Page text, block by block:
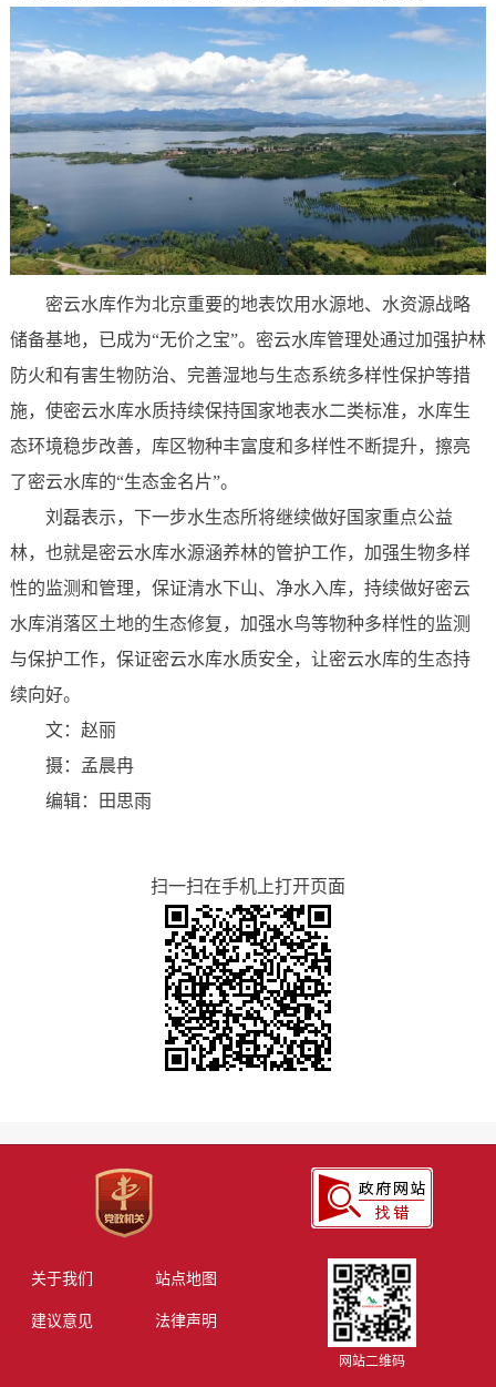
密云水库作为北京重要的地表饮用水源地、水资源战略
储备基地，已成为“无价之宝”。密云水库管理处通过加强护林
防火和有害生物防治、完善湿地与生态系统多样性保护等措
施，使密云水库水质持续保持国家地表水二类标准，水库生
态环境稳步改善，库区物种丰富度和多样性不断提升，擦亮
了密云水库的“生态金名片”。
刘磊表示，下一步水生态所将继续做好国家重点公益
林，也就是密云水库水源涵养林的管护工作，加强生物多样
性的监测和管理，保证清水下山、净水入库，持续做好密云
水库消落区土地的生态修复，加强水鸟等物种多样性的监测
与保护工作，保证密云水库水质安全，让密云水库的生态持
续向好。
文：赵丽
摄：孟晨冉
编辑：田思雨
扫一扫在手机上打开页面
关于我们 站点地图
建议意见 法律声明
网站二维码